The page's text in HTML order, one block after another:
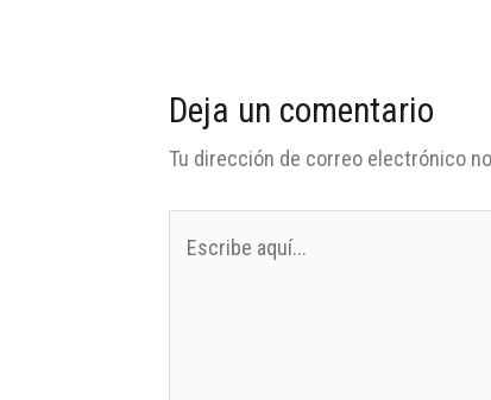
Deja un comentario
Tu dirección de correo electrónico